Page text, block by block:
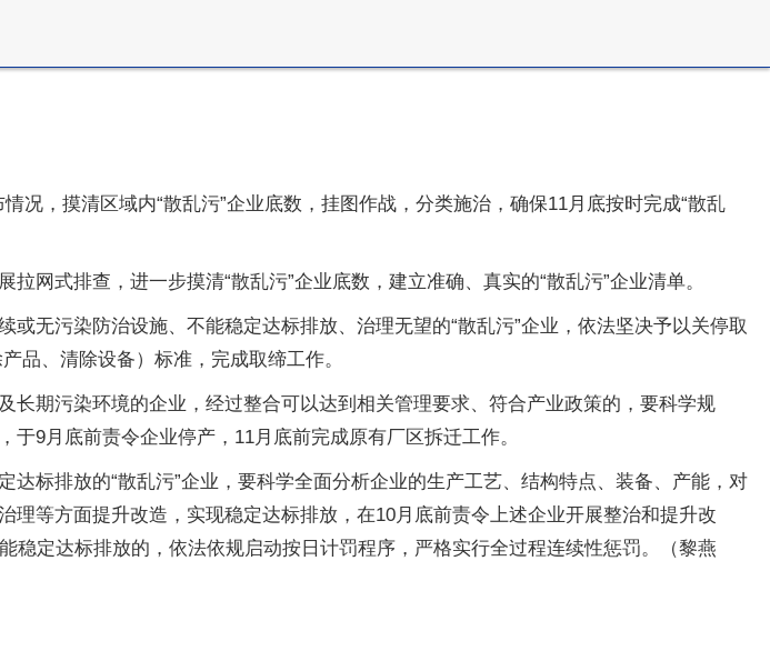
况，摸清区域内“散乱污”企业底数，挂图作战，分类施治，确保11月底按时完成“散乱
网式排查，进一步摸清“散乱污”企业底数，建立准确、真实的“散乱污”企业清单。
无污染防治设施、不能稳定达标排放、治理无望的“散乱污”企业，依法坚决予以关停取
品、清除设备）标准，完成取缔工作。
期污染环境的企业，经过整合可以达到相关管理要求、符合产业政策的，要科学规
9月底前责令企业停产，11月底前完成原有厂区拆迁工作。
标排放的“散乱污”企业，要科学全面分析企业的生产工艺、结构特点、装备、产能，对
等方面提升改造，实现稳定达标排放，在10月底前责令上述企业开展整治和提升改
定达标排放的，依法依规启动按日计罚程序，严格实行全过程连续性惩罚。（黎燕